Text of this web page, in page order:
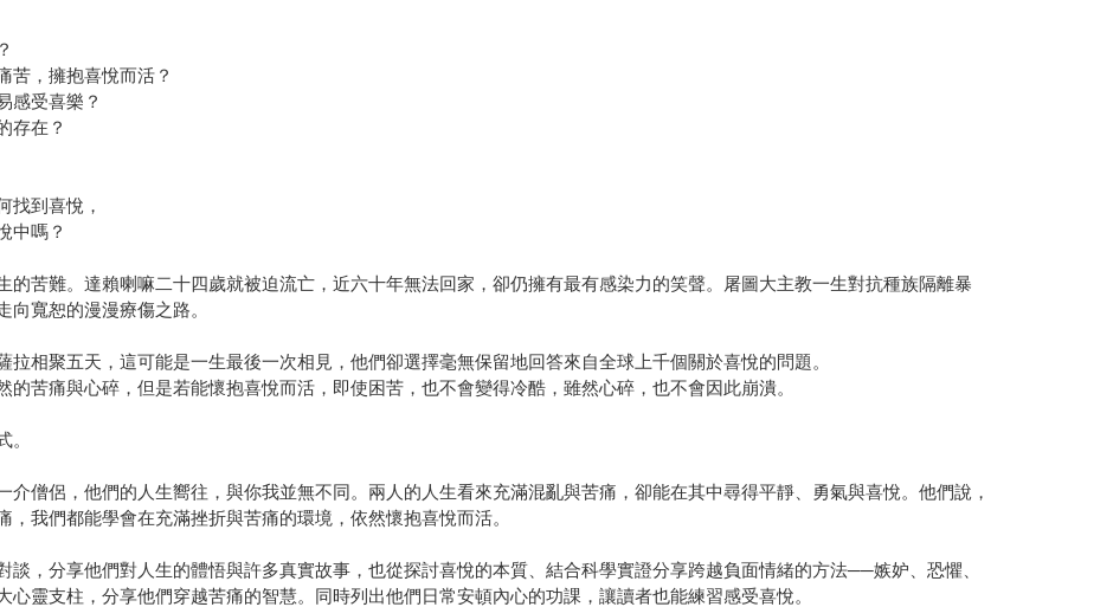
苦，擁抱喜悅而活？
感受喜樂？
存在？
找到喜悅，
中嗎？
的苦難。達賴喇嘛二十四歲就被迫流亡，近六十年無法回家，卻仍擁有最有感染力的笑聲。屠圖大主教一生對抗種族隔離暴
寬恕的漫漫療傷之路。
相聚五天，這可能是一生最後一次相見，他們卻選擇毫無保留地回答來自全球上千個關於喜悅的問題。
苦痛與心碎，但是若能懷抱喜悅而活，即使困苦，也不會變得冷酷，雖然心碎，也不會因此崩潰。
。
僧侶，他們的人生嚮往，與你我並無不同。兩人的人生看來充滿混亂與苦痛，卻能在其中尋得平靜、勇氣與喜悅。他們說，
我們都能學會在充滿挫折與苦痛的環境，依然懷抱喜悅而活。
，分享他們對人生的體悟與許多真實故事，也從探討喜悅的本質、結合科學實證分享跨越負面情緒的方法──嫉妒、恐懼、
靈支柱，分享他們穿越苦痛的智慧。同時列出他們日常安頓內心的功課，讓讀者也能練習感受喜悅。